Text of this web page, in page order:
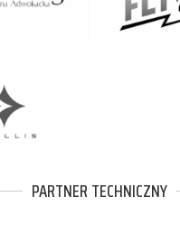
PARTNER TECHNICZNY